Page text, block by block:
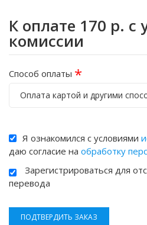
К оплате 170 р. с
комиссии
Способ оплаты *
Оплата картой и другими
Я ознакомился с условиями
даю согласие на обработку
Зарегистрироваться для
перевода
ПОДТВЕРДИТЬ ЗАКАЗ